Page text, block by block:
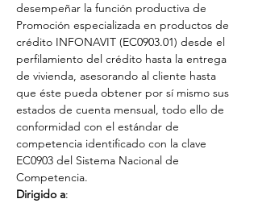
desempeñar la función productiva de
Promoción especializada en productos de
crédito INFONAVIT (EC0903.01) desde el
perfilamiento del crédito hasta la entrega
de vivienda, asesorando al cliente hasta
que éste pueda obtener por sí mismo sus
estados de cuenta mensual, todo ello de
conformidad con el estándar de
competencia identificado con la clave
EC0903 del Sistema Nacional de
Competencia.
Dirigido a: